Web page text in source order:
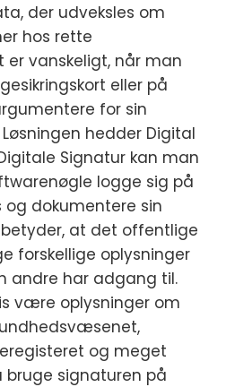
der udveksles om
hos rette
er vanskeligt, når man
eller på
for sin
hedder Digital
Signatur kan man
logge sig på
dokumentere sin
at det offentlige
forskellige oplysninger
andre har adgang til.
være oplysninger om
og meget
bruge signaturen på